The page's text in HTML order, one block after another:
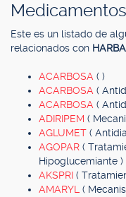
Este es un listado de
relacionados con
ACARBOSA ( )
ACARBOSA (
ACARBOSA (
ADIRIPEM (
AGLUMET (
AGOPAR (
Hipoglucemiante )
AKSPRI (
AMARYL (